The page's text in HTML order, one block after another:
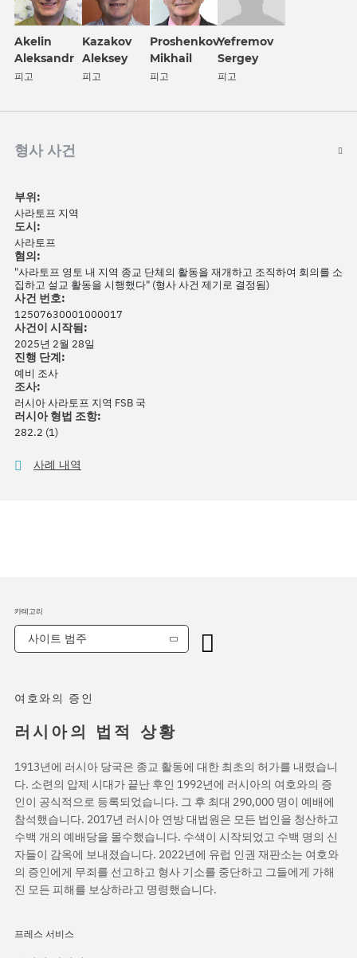
Akelin
Aleksandr
피고
Kazakov
Aleksey
피고
Proshenkov
Mikhail
피고
Yefremov
Sergey
피고
형사 사건
부위:
사라토프 지역
도시:
사라토프
혐의:
"사라토프 영토 내 지역 종교 단체의 활동을 재개하고 조직하여 회의를 소
집하고 설교 활동을 시행했다" (형사 사건 제기로 결정됨)
사건 번호:
12507630001000017
사건이 시작됨:
2025년 2월 28일
진행 단계:
예비 조사
조사:
러시아 사라토프 지역 FSB 국
러시아 형법 조항:
282.2 (1)
사례 내역
여호와의 증인
러시아의 법적 상황
1913년에 러시아 당국은 종교 활동에 대한 최초의 허가를 내렸습니
다. 소련의 압제 시대가 끝난 후인 1992년에 러시아의 여호와의 증
인이 공식적으로 등록되었습니다. 그 후 최대 290,000 명이 예배에
참석했습니다. 2017년 러시아 연방 대법원은 모든 법인을 청산하고
수백 개의 예배당을 몰수했습니다. 수색이 시작되었고 수백 명의 신
자들이 감옥에 보내졌습니다. 2022년에 유럽 인권 재판소는 여호와
의 증인에게 무죄를 선고하고 형사 기소를 중단하고 그들에게 가해
진 모든 피해를 보상하라고 명령했습니다.
프레스 서비스
카테고리
사이트 범주